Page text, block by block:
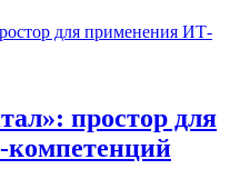
простор для